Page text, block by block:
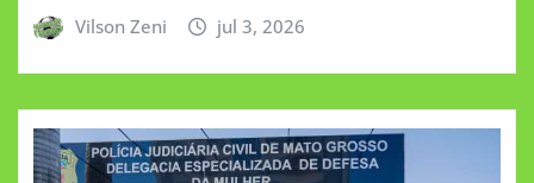
Vilson Zeni jul 3, 2026